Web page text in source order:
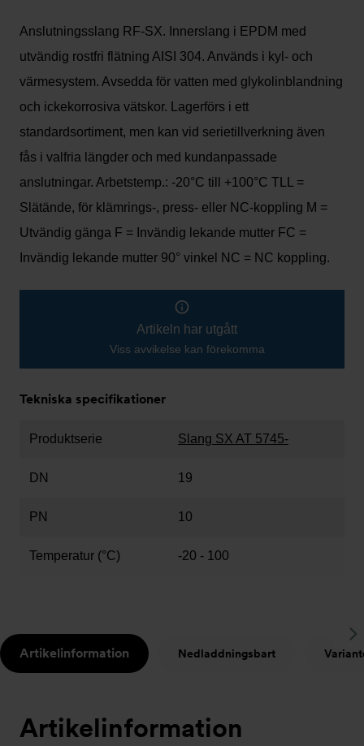
Anslutningsslang RF-SX. Innerslang i EPDM med
utvändig rostfri flätning AISI 304. Används i kyl- och
värmesystem. Avsedda för vatten med glykolinblandning
och ickekorrosiva vätskor. Lagerförs i ett
standardsortiment, men kan vid serietillverkning även
fås i valfria längder och med kundanpassade
anslutningar. Arbetstemp.: -20°C till +100°C TLL =
Slätände, för klämrings-, press- eller NC-koppling M =
Utvändig gänga F = Invändig lekande mutter FC =
Invändig lekande mutter 90° vinkel NC = NC koppling.
Artikeln har utgått
Viss avvikelse kan förekomma
Tekniska specifikationer
Produktserie Slang SX AT 5745-
DN 19
PN 10
Temperatur (°C) -20 - 100
Artikelinformation Nedladdningsbart
Artikelinformation